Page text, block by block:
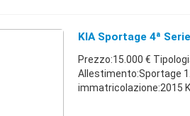
KIA Sportage 4ª
Prezzo:15.000 €
Allestimento:Sportage
immatricolazione:2015